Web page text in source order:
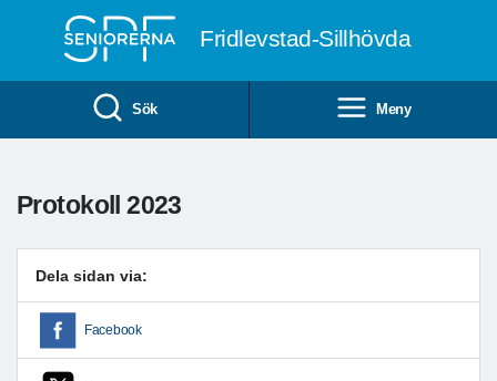
Fridlevstad-Sillhövda
Sök Meny
Protokoll 2023
Dela sidan via:
Facebook